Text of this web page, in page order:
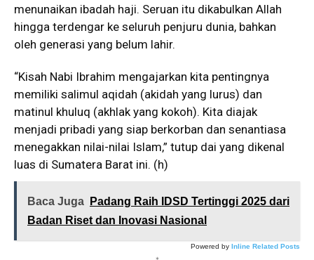
menunaikan ibadah haji. Seruan itu dikabulkan Allah
hingga terdengar ke seluruh penjuru dunia, bahkan
oleh generasi yang belum lahir.
“Kisah Nabi Ibrahim mengajarkan kita pentingnya
memiliki salimul aqidah (akidah yang lurus) dan
matinul khuluq (akhlak yang kokoh). Kita diajak
menjadi pribadi yang siap berkorban dan senantiasa
menegakkan nilai-nilai Islam,” tutup dai yang dikenal
luas di Sumatera Barat ini. (h)
Baca Juga
Padang Raih IDSD Tertinggi 2025 dari
Badan Riset dan Inovasi Nasional
Powered by Inline Related Posts